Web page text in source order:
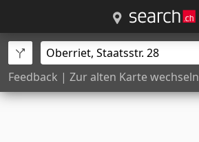
Feedback | Zur alten Karte wechseln